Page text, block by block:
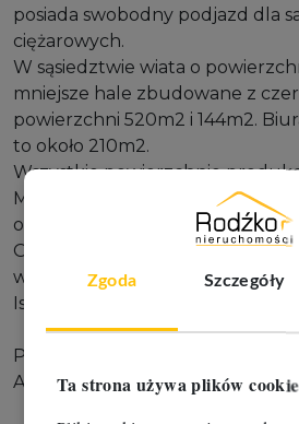
Zgoda Szczegóły
Ta strona używa plików
posiada swobodny podjazd dla
ciężarowych.
W sąsiedztwie wiata o
mniejsze hale zbudowane z
powierzchni 520m2 i 144m2.
to około 210m2.
Wszystkie powierzchnie
Można wynająć cały kompleks
oddzielnie.
Obiekt można wynająć z
wówczas cena do uzgodnienia.
Istnieje możliwość wynajmu
Polecam i zapraszam na
Aldona Liczbińska 667 80 69 69